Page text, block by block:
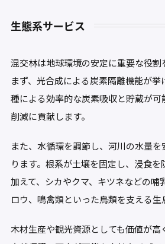
生態系サービス
混交林は地球環境の安定に重要な役割
まず、光合成による炭素隔離機能が
種による効率的な炭素吸収と貯蔵が可
削減に貢献します。
また、水循環を調節し、河川の水量
ります。根系が土壌を固定し、浸食を
加えて、シカやクマ、キツネなどの哺
ロウ、鳴禽類といった鳥類を支える生
木材生産や観光資源としても価値が高